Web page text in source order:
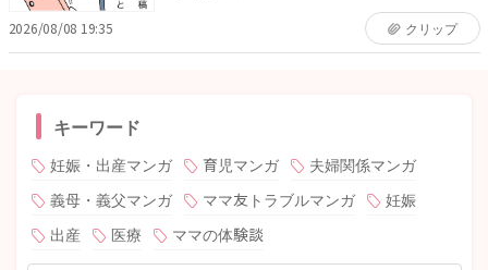
2026/08/08 19:35 クリップ
キーワード
妊娠・出産マンガ 育児マンガ
夫婦関係マンガ
義母・義父マンガ
ママ友トラブルマンガ
妊娠
出産
医療 ママの体験談